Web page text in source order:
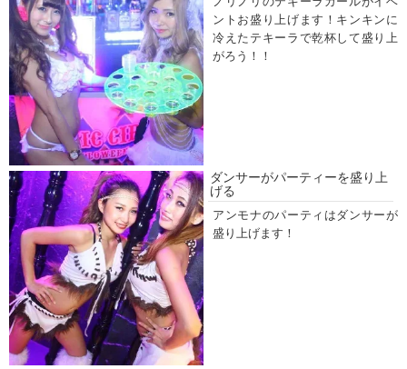
ントお盛り上げます！キンキンに
冷えたテキーラで乾杯して盛り上
がろう！！
ダンサーがパーティーを盛り上
げる
アンモナのパーティはダンサーが
盛り上げます！